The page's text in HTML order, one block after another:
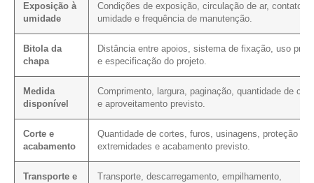
Exposição à
umidade
Condições de exposição, circulação de ar, contato
umidade e frequência de manutenção.
Bitola da
chapa
Distância entre apoios, sistema de fixação, uso
e especificação do projeto.
Medida
disponível
Comprimento, largura, paginação, quantidade de
e aproveitamento previsto.
Corte e
acabamento
Quantidade de cortes, furos, usinagens, proteção
extremidades e acabamento previsto.
Transporte e
Transporte, descarregamento, empilhamento,